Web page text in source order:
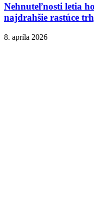
Nehnuteľnosti letia
najdrahšie rastúce
8. apríla 2026